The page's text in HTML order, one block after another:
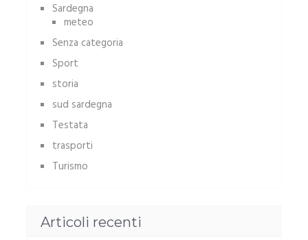
Sardegna
meteo
Senza categoria
Sport
storia
sud sardegna
Testata
trasporti
Turismo
Articoli recenti